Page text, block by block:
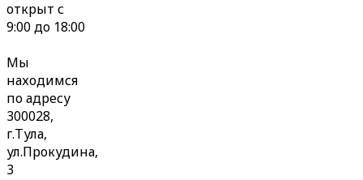
открыт с
9:00 до 18:00
Мы
находимся
по адресу
300028,
г.Тула,
ул.Прокудина,
3